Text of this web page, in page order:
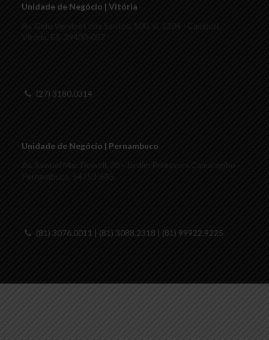
Unidade de Negócio | Vitória
Av. Gelu Vervloet dos Santos, 500, sl. 1304 - Camburi.
Vitória, ES. 39400-057
(27) 3180.0314
Unidade de Negócio | Pernambuco
Av. Samuel Mac Dowell, 20 - Jardim Primavera Camaragibe -
Pernambuco. 54753-685.
(81) 3076.0011 | (81) 3088.2318 | (81) 99922.9225